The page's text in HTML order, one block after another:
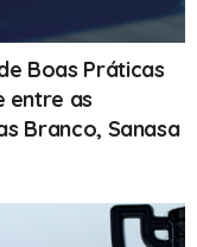
Boas Práticas
entre as
Branco, Sanasa